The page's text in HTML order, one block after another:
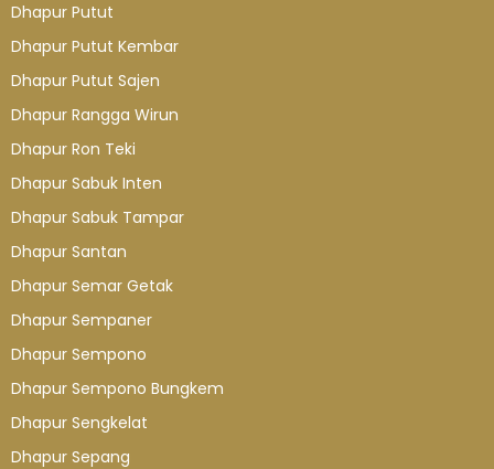
Dhapur Putut
Dhapur Putut Kembar
Dhapur Putut Sajen
Dhapur Rangga Wirun
Dhapur Ron Teki
Dhapur Sabuk Inten
Dhapur Sabuk Tampar
Dhapur Santan
Dhapur Semar Getak
Dhapur Sempaner
Dhapur Sempono
Dhapur Sempono Bungkem
Dhapur Sengkelat
Dhapur Sepang